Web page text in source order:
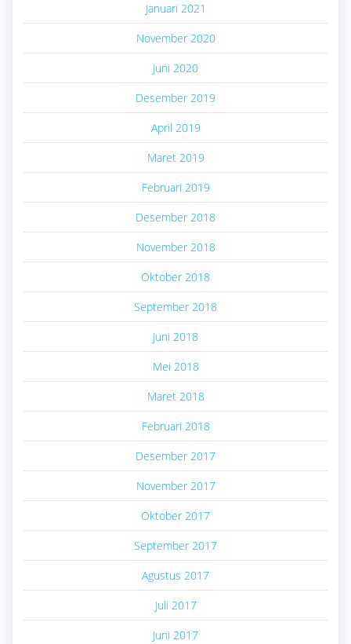
Januari 2021
November 2020
Juni 2020
Desember 2019
April 2019
Maret 2019
Februari 2019
Desember 2018
November 2018
Oktober 2018
September 2018
Juni 2018
Mei 2018
Maret 2018
Februari 2018
Desember 2017
November 2017
Oktober 2017
September 2017
Agustus 2017
Juli 2017
Juni 2017